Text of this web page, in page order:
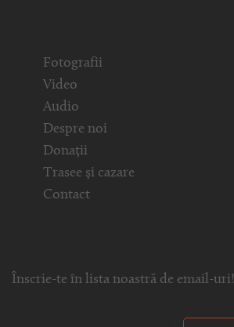
Fotografii
Video
Audio
Despre noi
Donații
Trasee și cazare
Contact
Înscrie-te în lista noastră de email-uri!